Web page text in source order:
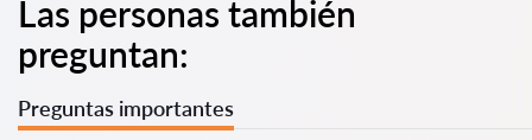
Las personas también
preguntan:
Preguntas importantes